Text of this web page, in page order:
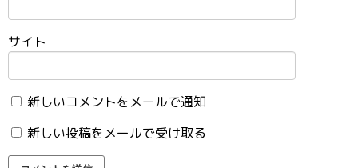
サイト
新しいコメントをメールで通知
新しい投稿をメールで受け取る